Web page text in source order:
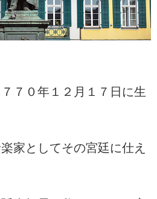
７０年１２月１７日に生
家としてその宮廷に仕え